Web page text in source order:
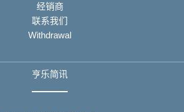
经销商
联系我们
Withdrawal
亨乐简讯